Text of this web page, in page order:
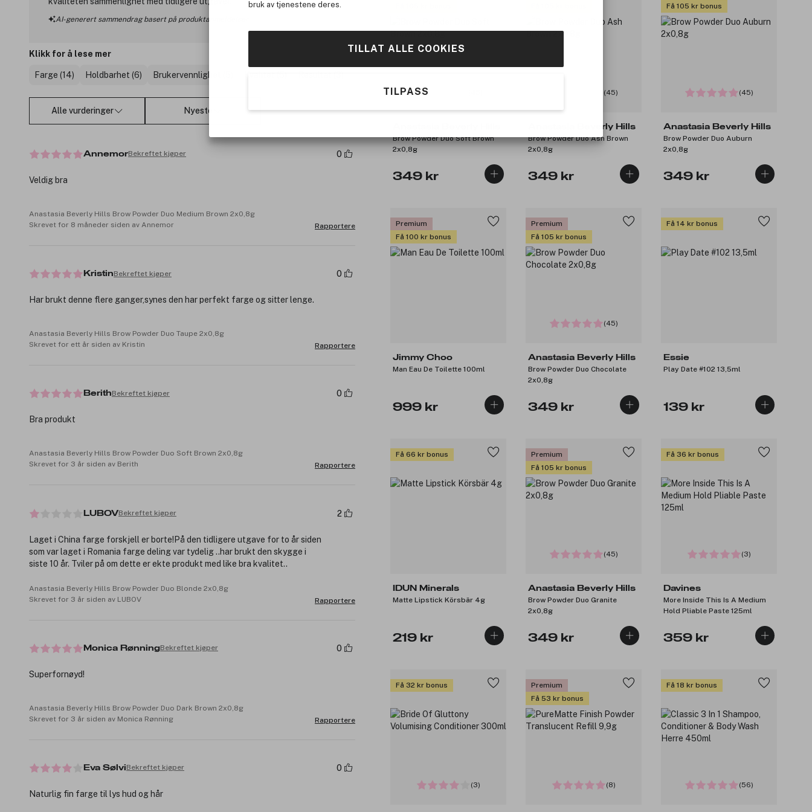
bruk av tjenestene deres.
TILLAT ALLE COOKIES
TILPASS
Brow Powder Duo Soft Brown
2x0,8g
349 kr
(45)
Anastasia Beverly Hills
Brow Powder Duo Ash Brown
2x0,8g
349 kr
Få 105 kr bonus
(45)
Anastasia Beverly Hills
Brow Powder Duo Auburn
2x0,8g
349 kr
Premium
Få 100 kr bonus
Jimmy Choo
Man Eau De Toilette 100ml
999 kr
Premium
Få 105 kr bonus
(45)
Anastasia Beverly Hills
Brow Powder Duo Chocolate
2x0,8g
349 kr
Få 14 kr bonus
Essie
Play Date #102 13,5ml
139 kr
Få 66 kr bonus
IDUN Minerals
Matte Lipstick Körsbär 4g
219 kr
Premium
Få 105 kr bonus
(45)
Anastasia Beverly Hills
Brow Powder Duo Granite
2x0,8g
349 kr
Få 36 kr bonus
(3)
Davines
More Inside This Is A Medium
Hold Pliable Paste 125ml
359 kr
Få 32 kr bonus
(3)
Premium
Få 53 kr bonus
(8)
Få 18 kr bonus
(56)
AI-generert sammendrag basert på produktanmeldelser
Klikk for å lese mer
Farge (14) Holdbarhet (6) Brukervennlighet (5)
Alle vurderinger Nyeste
AnnemorBekreftet kjøper 0
Veldig bra
Anastasia Beverly Hills Brow Powder Duo Medium Brown 2x0,8g
Skrevet for 8 måneder siden av Annemor
Rapportere
KristinBekreftet kjøper 0
Har brukt denne flere ganger,synes den har perfekt farge og sitter lenge.
Anastasia Beverly Hills Brow Powder Duo Taupe 2x0,8g
Skrevet for ett år siden av Kristin
Rapportere
BerithBekreftet kjøper 0
Bra produkt
Anastasia Beverly Hills Brow Powder Duo Soft Brown 2x0,8g
Skrevet for 3 år siden av Berith
Rapportere
LUBOVBekreftet kjøper 2
Laget i China farge forskjell er borte!På den tidligere utgave for to år siden
som var laget i Romania farge deling var tydelig ..har brukt den skygge i
siste 10 år. Tviler på om dette er ekte produkt med like bra kvalitet..
Anastasia Beverly Hills Brow Powder Duo Blonde 2x0,8g
Skrevet for 3 år siden av LUBOV
Rapportere
Monica RønningBekreftet kjøper 0
Superfornøyd!
Anastasia Beverly Hills Brow Powder Duo Dark Brown 2x0,8g
Skrevet for 3 år siden av Monica Rønning
Rapportere
Eva SølviBekreftet kjøper 0
Naturlig fin farge til lys hud og hår